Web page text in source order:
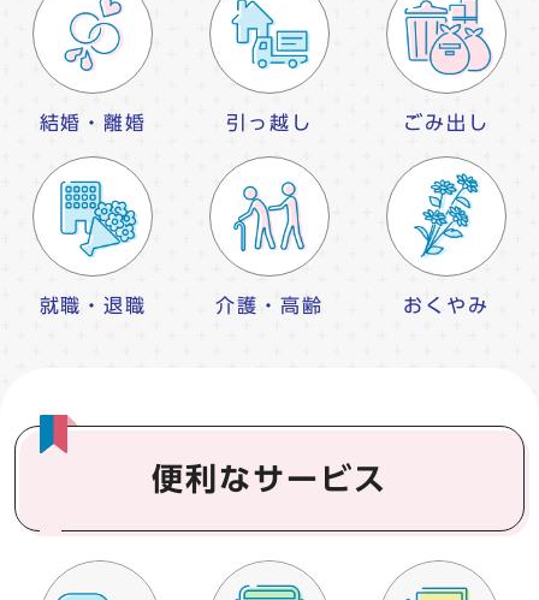
結婚・離婚 引っ越し ごみ出し
就職・退職 介護・高齢 おくやみ
便利なサービス